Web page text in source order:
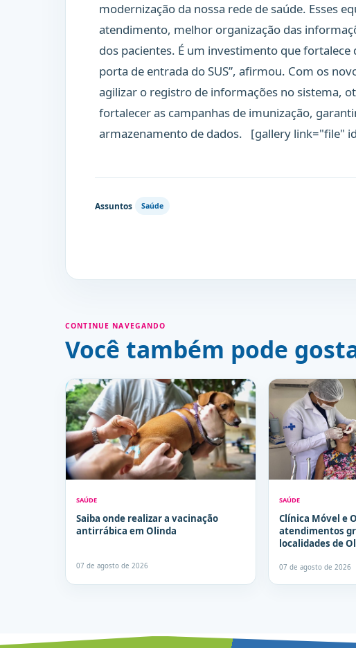
modernização da nossa rede de saúde. Esses
atendimento, melhor organização das
dos pacientes. É um investimento que
porta de entrada do SUS”, afirmou. Com os
agilizar o registro de informações no sistema,
fortalecer as campanhas de imunização,
armazenamento de dados. [gallery link="file"
Assuntos Saúde
CONTINUE NAVEGANDO
Você também pode
SAÚDE
Saiba onde realizar a vacinação
antirrábica em Olinda
07 de agosto de 2026
SAÚDE
Clínica Móvel e
atendimentos
localidades de
07 de agosto de 2026